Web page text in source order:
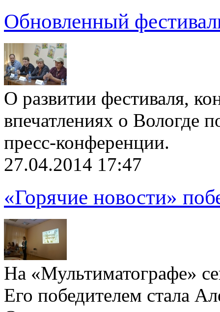
Обновленный
О развитии фестиваля,
впечатлениях о Вологде
пресс-конференции.
27.04.2014 17:47
«Горячие новости»
На «Мультиматографе»
Его победителем стала